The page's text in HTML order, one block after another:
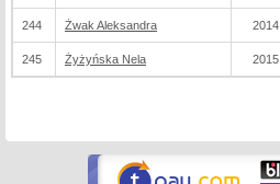
244 Żwak Aleksandra 2014
245 Żyżyńska Nela 2015